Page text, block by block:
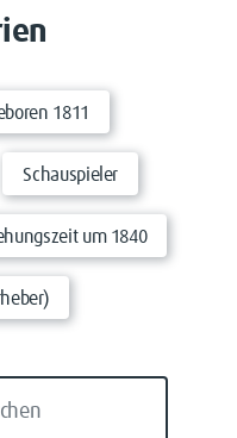
1811
Schauspieler
um 1840